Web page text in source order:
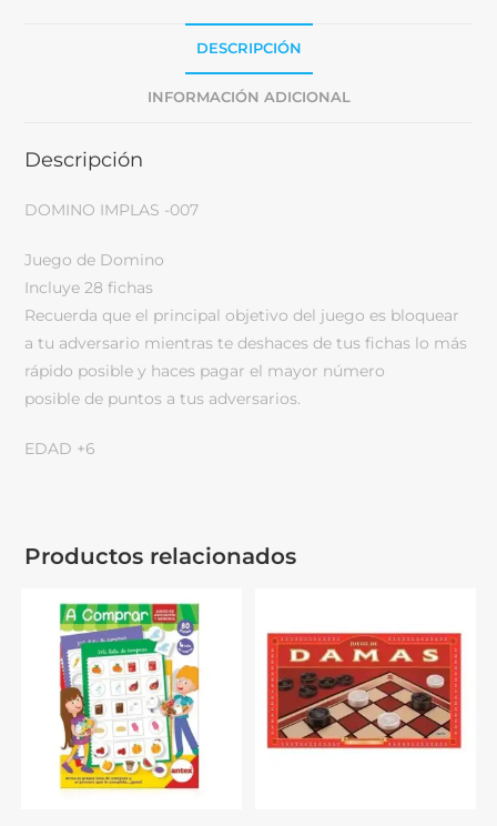
DESCRIPCIÓN
INFORMACIÓN ADICIONAL
Descripción
DOMINO IMPLAS -007
Juego de Domino
Incluye 28 fichas
Recuerda que el principal objetivo del juego es bloquear
a tu adversario mientras te deshaces de tus fichas lo más
rápido posible y haces pagar el mayor número
posible de puntos a tus adversarios.
EDAD +6
Productos relacionados